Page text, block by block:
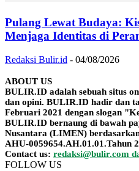
Pulang Lewat Budaya:
Menjaga Identitas di
Redaksi Bulir.id - 04/08/2026
ABOUT US
BULIR.ID adalah sebuah situs
dan opini. BULIR.ID hadir dan
Februari 2021 dengan slogan
BULIR.ID bernaung di bawah
Nusantara (LIMEN)
AHU-0059654.AH.01.01.Tahun
Contact us: redaksi@bulir.com
FOLLOW US